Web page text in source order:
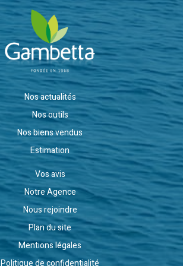
Nos actualités
Nos outils
Nos biens vendus
Estimation
Vos avis
Notre Agence
Nous rejoindre
Plan du site
Mentions légales
Politique de confidentialité